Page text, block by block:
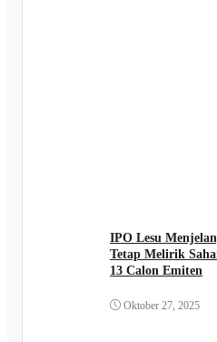
IPO Lesu
Tetap Melirik
13 Calon Emiten
Oktober 27, 2025